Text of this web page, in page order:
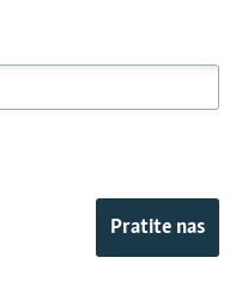
Pratite nas